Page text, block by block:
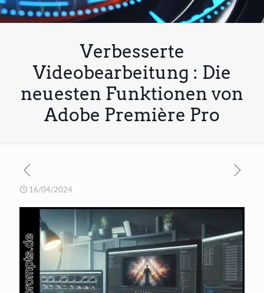
Verbesserte
Videobearbeitung : Die
neuesten Funktionen von
Adobe Première Pro
16/04/2024